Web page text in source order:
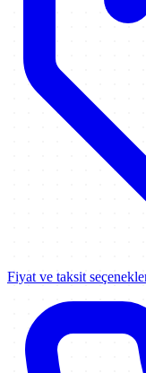
Fiyat ve taksit